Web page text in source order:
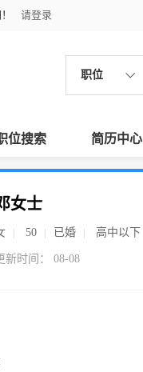
请登录
职位
位搜索 简历中心
女士
50 已婚 高中以下
新时间： 08-08